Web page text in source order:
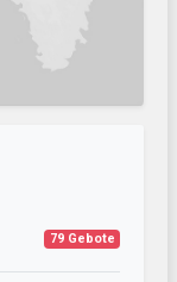
79 Gebote